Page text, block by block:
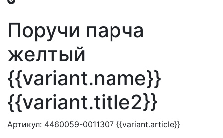
Поручи парча
желтый
{{variant.name}}
{{variant.title2}}
Артикул: 4460059-0011307 {{variant.article}}